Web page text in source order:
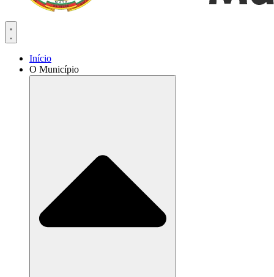
Início
O Município